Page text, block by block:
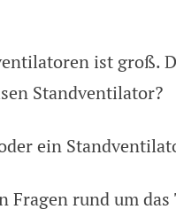
– 2
ist groß.
Standventilator?
ein
Fragen rund um